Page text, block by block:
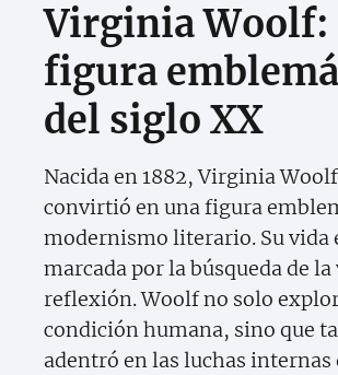
Virginia Woolf:
figura
del siglo XX
Nacida en 1882, Virginia
convirtió en una figura
modernismo literario. Su vida
marcada por la búsqueda de la
reflexión. Woolf no solo
condición humana, sino que
adentró en las luchas internas